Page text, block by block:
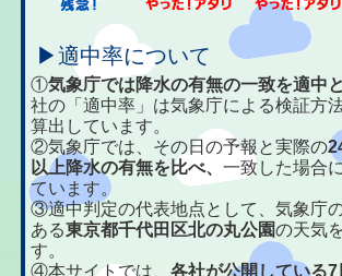
▶適中率について
①気象庁では降水の有無の一致を適中
社の「適中率」は気象庁による検証方
算出しています。
②気象庁では、その日の予報と実際の
以上降水の有無を比べ、一致した場合
ています。
③適中判定の代表地点として、気象庁
ある東京都千代田区北の丸公園の天気
す。
④本サイトでは、各社が公開している